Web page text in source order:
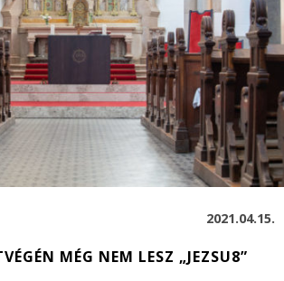
2021.04.15.
MÉG NEM LESZ „JEZSU8”